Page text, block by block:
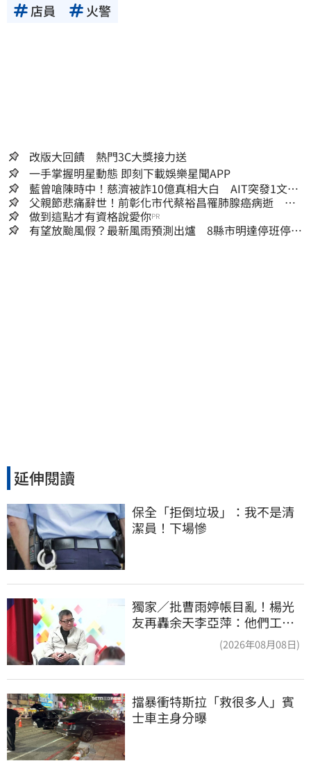
店員
火警
改版大回饋 熱門3C大獎接力送
一手掌握明星動態 即刻下載娛樂星聞APP
藍曾嗆陳時中！慈濟被詐10億真相大白 AIT突發1文酸
爆…他笑：真的很會
父親節悲痛辭世！前彰化市代蔡裕昌罹肺腺癌病逝 享
壽71歲
做到這點才有資格說愛你PR
有望放颱風假？最新風雨預測出爐 8縣市明達停班停課
延伸閱讀
保全「拒倒垃圾」：我不是清
潔員！下場慘
獨家／批曹雨婷帳目亂！楊光
友再轟余天李亞萍：他們工會
(2026年08月08日)
擋暴衝特斯拉「救很多人」賓
士車主身分曝